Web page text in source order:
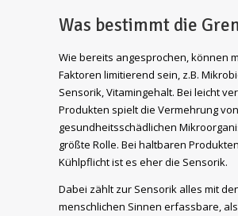
Was bestimmt die
Wie bereits angesprochen, können
Faktoren limitierend sein, z.B.
Sensorik, Vitamingehalt. Bei leicht
Produkten spielt die Vermehrung von
gesundheitsschädlichen
größte Rolle. Bei haltbaren
Kühlpflicht ist es eher die Sensorik.
Dabei zählt zur Sensorik alles mit
menschlichen Sinnen erfassbare,